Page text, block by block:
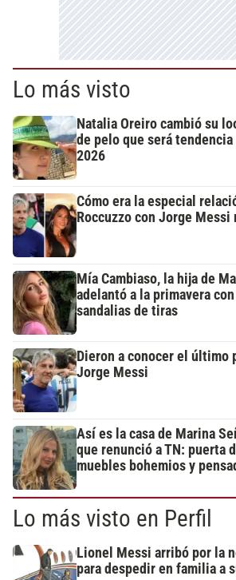
Lo más visto
Natalia Oreiro cambió su
de pelo que será tendencia
2026
Cómo era la especial
Roccuzzo con Jorge Messi
Mía Cambiaso, la hija de
adelantó a la primavera
sandalias de tiras
Dieron a conocer el último
Jorge Messi
Así es la casa de Marina
que renunció a TN: puerta
muebles bohemios y
Lo más visto en Perfil
Lionel Messi arribó por la
para despedir en familia a